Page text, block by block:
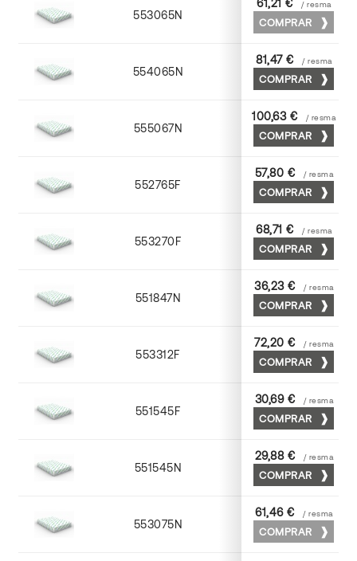
553065N 65 x 90
61,21 € / resma
COMPRAR
554065N 65 x 90
81,47 € / resma
COMPRAR
555067N 65 x 90
100,63 € / resma
COMPRAR
552765F 65 x 90
57,80 € / resma
COMPRAR
553270F 70 x 100
68,71 € / resma
COMPRAR
551847N 45 x 64
36,23 € / resma
COMPRAR
553312F 72 x 102
72,20 € / resma
COMPRAR
551545F 45 x 64
30,69 € / resma
COMPRAR
551545N 45 x 64
29,88 € / resma
COMPRAR
553075N 75 x 53
61,46 € / resma
COMPRAR